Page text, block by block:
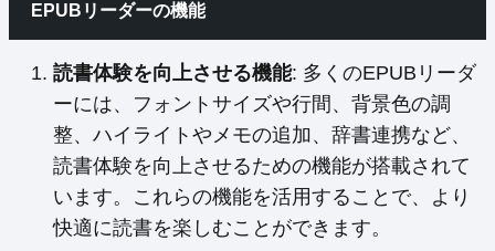
EPUBリーダーの機能
読書体験を向上させる機能: 多くのEPUBリーダ
ーには、フォントサイズや行間、背景色の調
整、ハイライトやメモの追加、辞書連携など、
読書体験を向上させるための機能が搭載されて
います。これらの機能を活用することで、より
快適に読書を楽しむことができます。